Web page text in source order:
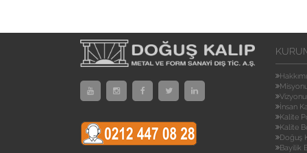
İnsan
Kalite
Kalite
Doğuş
Bayilik